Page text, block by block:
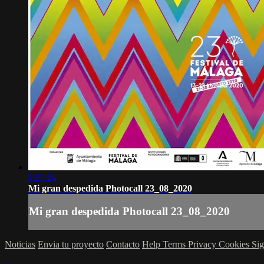
1:25:24
Mi gran despedida Photocall 23_08_2020
Mi gran despedida Photocall 23_08_2020
Noticias Envia tu proyecto Contacto Help Terms Privacy Cookies